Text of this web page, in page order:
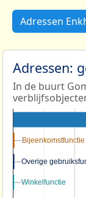
Adressen
Adressen:
In de buurt
Bijeenkomstfunctie
Bijeenkomstfunctie
Overige
Overige
Winkelfunctie
Winkelfunctie